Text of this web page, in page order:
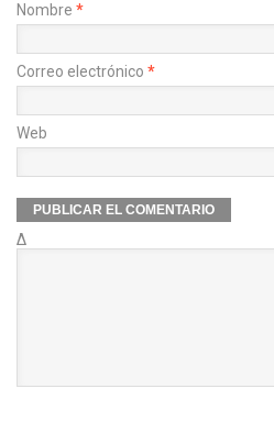
Nombre *
Correo electrónico *
Web
Δ